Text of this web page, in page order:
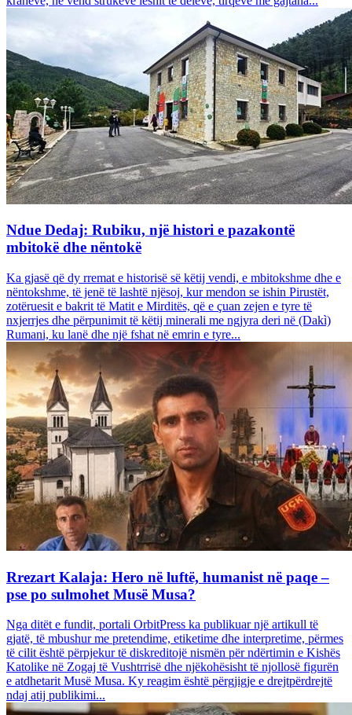
Ndue Dedaj: Rubiku, një histori e pazakontë
mbitokë dhe nëntokë
Ka gjasë që dy rremat e historisë së këtij vendi, e mbitokshme dhe e
nëntokshme, të jenë të lashtë njësoj, kur mendon se ishin Pirustët,
zotëruesit e bakrit të Matit e Mirditës, që e çuan zejen e tyre të
nxjerrjes dhe përpunimit të këtij minerali me ngjyra deri në (Dakì)
Rumani, ku lanë dhe një fshat në emrin e tyre...
Rrezart Kalaja: Hero në luftë, humanist në paqe –
pse po sulmohet Musë Musa?
Nga ditët e fundit, portali OrbitPress ka publikuar një artikull të
gjatë, të mbushur me pretendime, etiketime dhe interpretime, përmes
të cilit është përpjekur të diskreditojë nismën për ndërtimin e Kishës
Katolike në Zogaj të Vushtrrisë dhe njëkohësisht të njollosë figurën
e atdhetarit Musë Musa. Ky reagim është përgjigje e drejtpërdrejtë
ndaj atij publikimi...